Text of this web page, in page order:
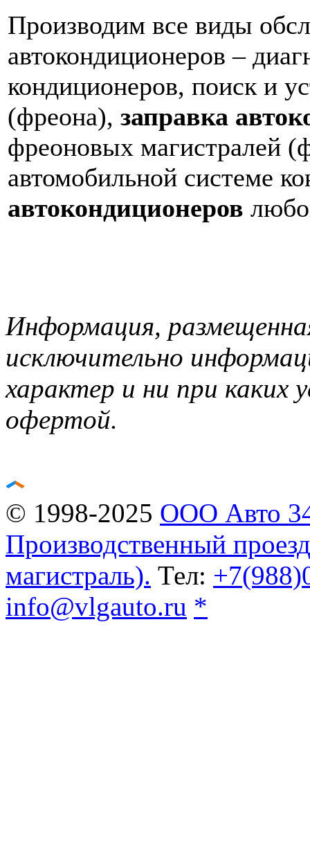
Производим все виды
автокондиционеров –
кондиционеров, поиск и
(фреона), заправка
фреоновых магистралей
автомобильной системе
автокондиционеров
Информация,
исключительно
характер и ни при каких
офертой.
© 1998-2025 ООО Авто
Производственный
магистраль). Тел:
info@vlgauto.ru *